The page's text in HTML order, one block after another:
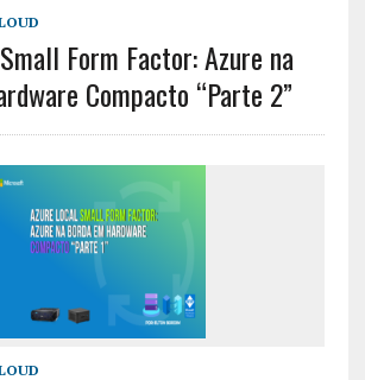
Form Factor: Azure na
Compacto “Parte 2”